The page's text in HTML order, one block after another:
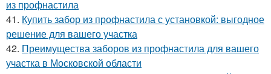
из профнастила
41. Купить забор из профнастила с установкой: выгодное
решение для вашего участка
42. Преимущества заборов из профнастила для вашего
участка в Московской области